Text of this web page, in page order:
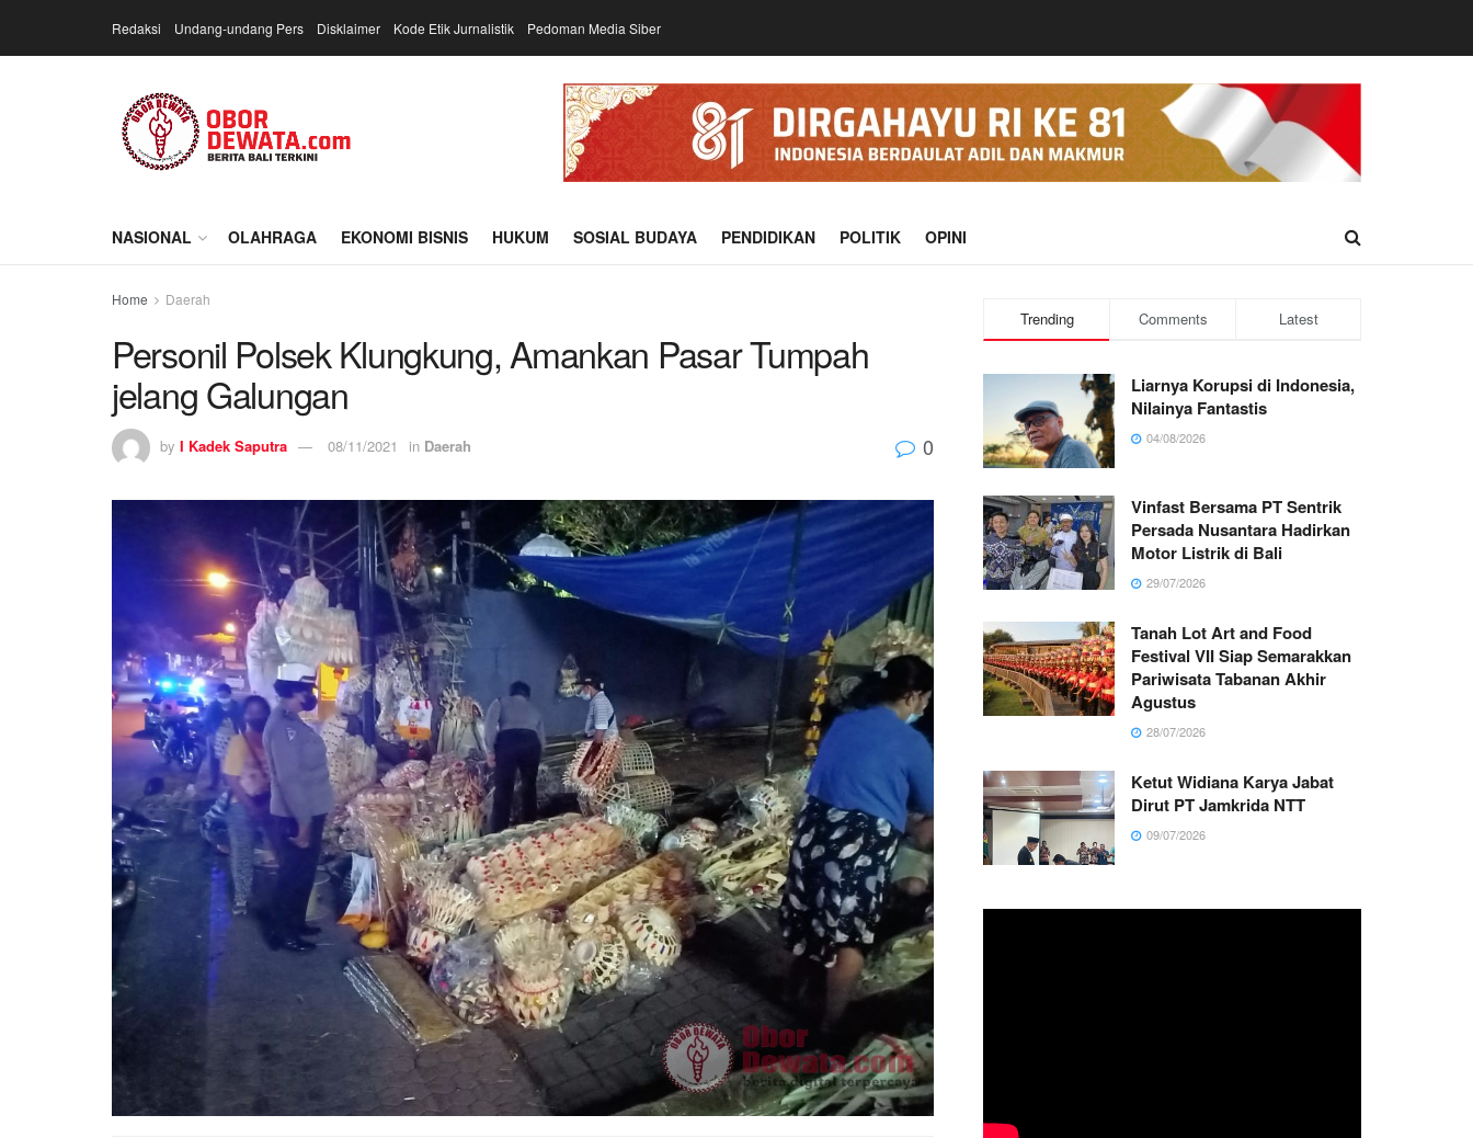
Redaksi Undang-undang Pers Disklaimer Kode Etik Jurnalistik Pedoman Media Siber
NASIONAL OLAHRAGA EKONOMI BISNIS HUKUM SOSIAL BUDAYA PENDIDIKAN POLITIK OPINI
Home Daerah
Personil Polsek Klungkung, Amankan Pasar Tumpah
jelang Galungan
by I Kadek Saputra 08/11/2021 in Daerah 0
Trending Comments Latest
Liarnya Korupsi di Indonesia,
Nilainya Fantastis
04/08/2026
Vinfast Bersama PT Sentrik
Persada Nusantara Hadirkan
Motor Listrik di Bali
29/07/2026
Tanah Lot Art and Food
Festival VII Siap Semarakkan
Pariwisata Tabanan Akhir
Agustus
28/07/2026
Ketut Widiana Karya Jabat
Dirut PT Jamkrida NTT
09/07/2026